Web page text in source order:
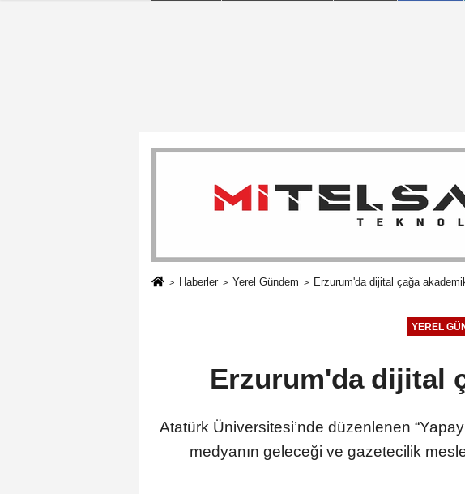
Haberler Yerel Gündem Erzurum'da dijital çağa
YEREL
Erzurum'da dijital
Atatürk Üniversitesi’nde düzenlenen
medyanın geleceği ve gazetecilik